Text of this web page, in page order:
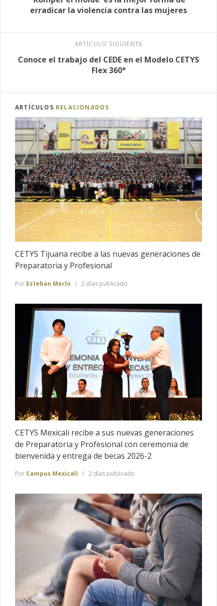
erradicar la violencia contra las mujeres
ARTÍCULO SIGUIENTE
Conoce el trabajo del CEDE en el Modelo CETYS
Flex 360°
ARTÍCULOS RELACIONADOS
CETYS Tijuana recibe a las nuevas generaciones de
Preparatoria y Profesional
Por Esteban Merlo 2 días publicado
CETYS Mexicali recibe a sus nuevas generaciones
de Preparatoria y Profesional con ceremonia de
bienvenida y entrega de becas 2026-2
Por Campus Mexicali 2 días publicado